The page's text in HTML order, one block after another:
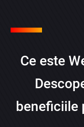
Ce este
beneficiile